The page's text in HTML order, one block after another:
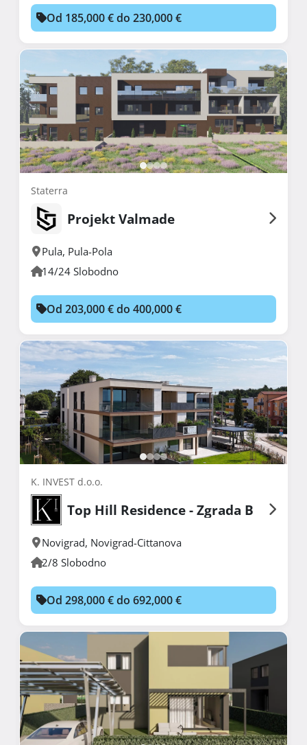
Od 185,000 € do 230,000 €
Staterra
Projekt Valmade
Pula, Pula-Pola
14/24 Slobodno
Od 203,000 € do 400,000 €
K. INVEST d.o.o.
Top Hill Residence - Zgrada B
Novigrad, Novigrad-Cittanova
2/8 Slobodno
Od 298,000 € do 692,000 €